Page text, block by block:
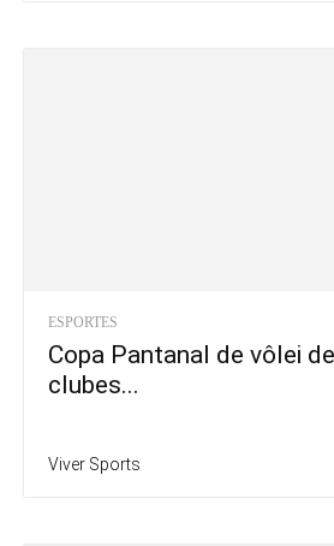
ESPORTES
Copa Pantanal de vôlei
clubes...
Viver Sports